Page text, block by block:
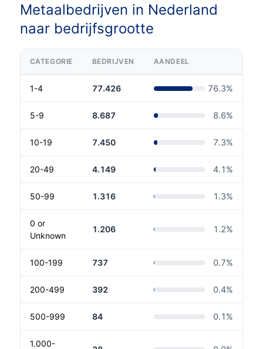
Metaalbedrijven in Nederland
naar bedrijfsgrootte
CATEGORIE BEDRIJVEN AANDEEL
1-4 77.426 76.3%
5-9 8.687 8.6%
10-19 7.450 7.3%
20-49 4.149 4.1 %
50-99 1.316 1.3%
0 or
Unknown
1.206 1.2%
100-199 737 0.7%
200-499 392 0.4%
500-999 84 0.1 %
1.000-